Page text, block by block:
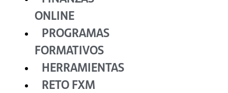
ONLINE
PROGRAMAS
FORMATIVOS
HERRAMIENTAS
RETO FXM